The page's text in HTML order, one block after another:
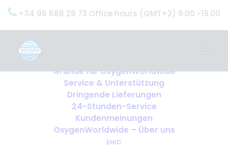
+34 96 688 28 73 Office hours (GMT+2) 9.00 -19.00
Gründe für OxygenWorldwide
Service & Unterstützung
Dringende Lieferungen
24-Stunden-Service
Kundenmeinungen
OxygenWorldwide – Über uns
EHIC